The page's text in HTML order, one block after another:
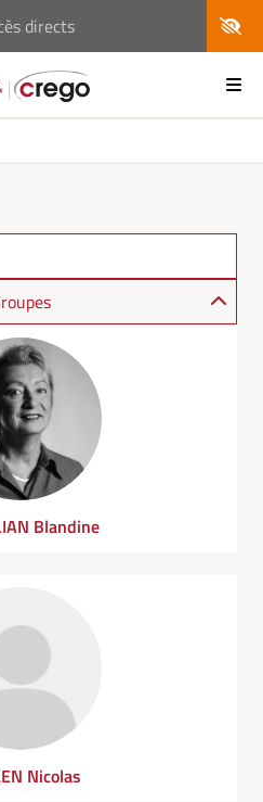
directs
Blandine
Nicolas